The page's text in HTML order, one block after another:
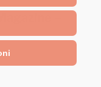
–
di